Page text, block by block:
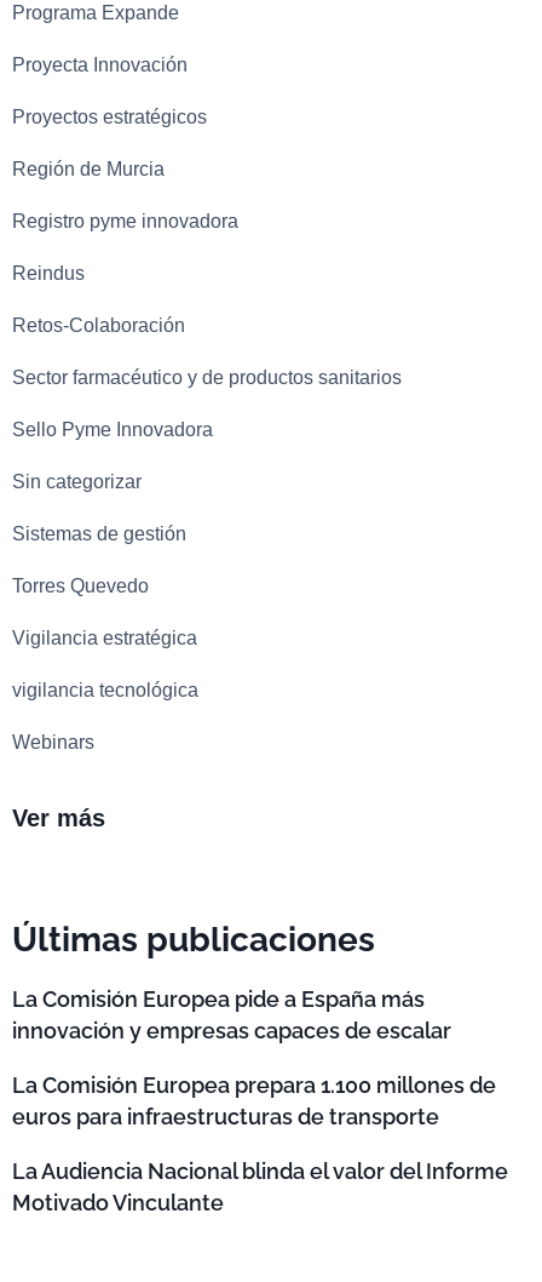
Programa Expande
Proyecta Innovación
Proyectos estratégicos
Región de Murcia
Registro pyme innovadora
Reindus
Retos-Colaboración
Sector farmacéutico y de productos sanitarios
Sello Pyme Innovadora
Sin categorizar
Sistemas de gestión
Torres Quevedo
Vigilancia estratégica
vigilancia tecnológica
Webinars
Ver más
Últimas publicaciones
La Comisión Europea pide a España más
innovación y empresas capaces de escalar
La Comisión Europea prepara 1.100 millones de
euros para infraestructuras de transporte
La Audiencia Nacional blinda el valor del Informe
Motivado Vinculante